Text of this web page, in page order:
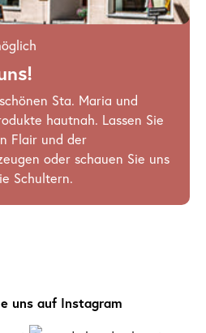
Sta. Maria und
hautnah. Lassen Sie
Flair und der
oder schauen Sie uns
Schultern.
uns auf Instagram